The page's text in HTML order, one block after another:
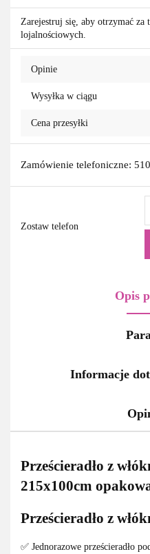
Zarejestruj się, aby otrzymać za
lojalnościowych.
Opinie
Wysyłka w ciągu
Cena przesyłki
Zamówienie telefoniczne:
Zostaw telefon
Opis
Informacje
Prześcieradło z
215x100cm
Prześcieradło z
✅ Jednorazowe prześcieradło